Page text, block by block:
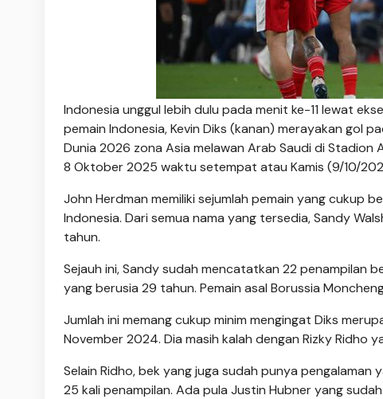
Indonesia unggul lebih dulu pada menit ke-11 lewat
pemain Indonesia, Kevin Diks (kanan) merayakan gol
Dunia 2026 zona Asia melawan Arab Saudi di Stadion
8 Oktober 2025 waktu setempat atau Kamis (9/10/
John Herdman memiliki sejumlah pemain yang cukup
Indonesia. Dari semua nama yang tersedia, Sandy
tahun.
Sejauh ini, Sandy sudah mencatatkan 22 penampilan
yang berusia 29 tahun. Pemain asal Borussia
Jumlah ini memang cukup minim mengingat Diks
November 2024. Dia masih kalah dengan Rizky Ridho
Selain Ridho, bek yang juga sudah punya
25 kali penampilan. Ada pula Justin Hubner yang